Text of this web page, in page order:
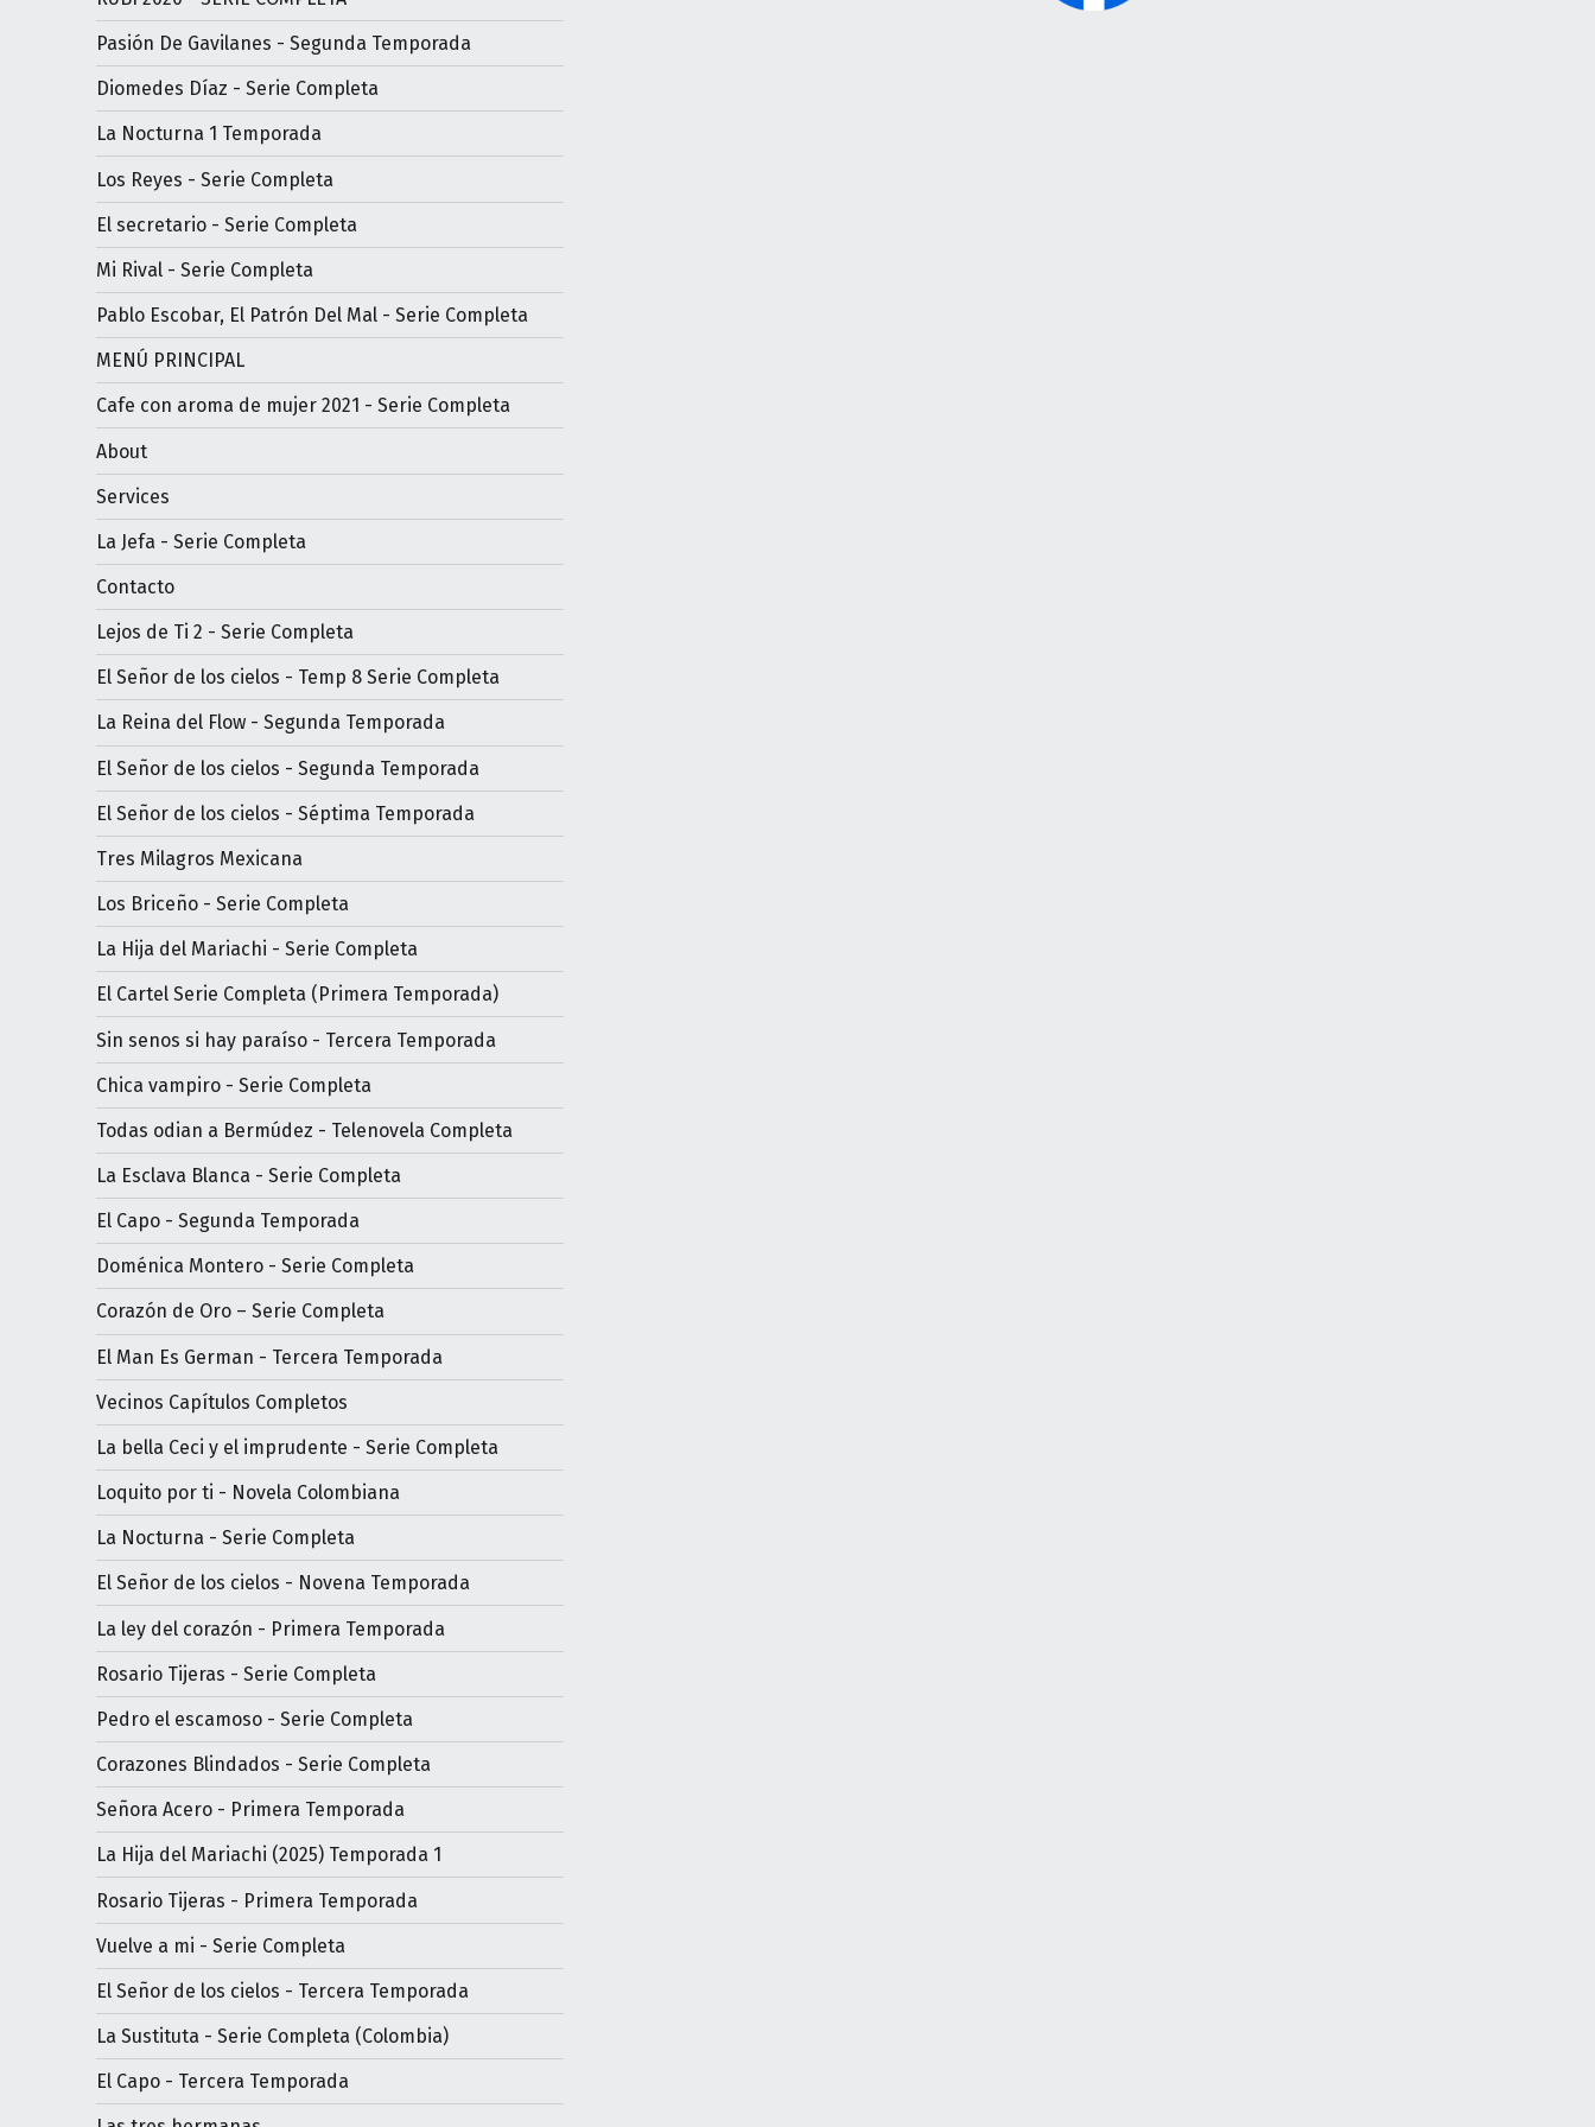
Pasión De Gavilanes - Segunda Temporada
Diomedes Díaz - Serie Completa
La Nocturna 1 Temporada
Los Reyes - Serie Completa
El secretario - Serie Completa
Mi Rival - Serie Completa
Pablo Escobar, El Patrón Del Mal - Serie Completa
MENÚ PRINCIPAL
Cafe con aroma de mujer 2021 - Serie Completa
About
Services
La Jefa - Serie Completa
Contacto
Lejos de Ti 2 - Serie Completa
El Señor de los cielos - Temp 8 Serie Completa
La Reina del Flow - Segunda Temporada
El Señor de los cielos - Segunda Temporada
El Señor de los cielos - Séptima Temporada
Tres Milagros Mexicana
Los Briceño - Serie Completa
La Hija del Mariachi - Serie Completa
El Cartel Serie Completa (Primera Temporada)
Sin senos si hay paraíso - Tercera Temporada
Chica vampiro - Serie Completa
Todas odian a Bermúdez - Telenovela Completa
La Esclava Blanca - Serie Completa
El Capo - Segunda Temporada
Doménica Montero - Serie Completa
Corazón de Oro – Serie Completa
El Man Es German - Tercera Temporada
Vecinos Capítulos Completos
La bella Ceci y el imprudente - Serie Completa
Loquito por ti - Novela Colombiana
La Nocturna - Serie Completa
El Señor de los cielos - Novena Temporada
La ley del corazón - Primera Temporada
Rosario Tijeras - Serie Completa
Pedro el escamoso - Serie Completa
Corazones Blindados - Serie Completa
Señora Acero - Primera Temporada
La Hija del Mariachi (2025) Temporada 1
Rosario Tijeras - Primera Temporada
Vuelve a mi - Serie Completa
El Señor de los cielos - Tercera Temporada
La Sustituta - Serie Completa (Colombia)
El Capo - Tercera Temporada